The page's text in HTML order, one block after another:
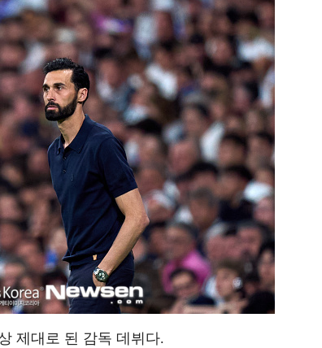
제대로 된 감독 데뷔다.